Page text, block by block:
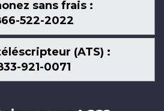
sans frais :
522-2022
(ATS) :
921-0071